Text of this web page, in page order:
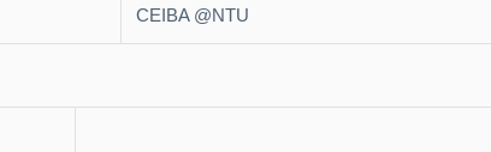
CEIBA @NTU